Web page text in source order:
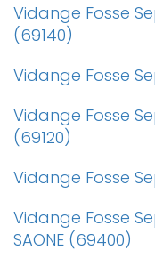
Vidange Fosse
(69140)
Vidange Fosse
Vidange Fosse
(69120)
Vidange Fosse
Vidange Fosse
SAONE (69400)